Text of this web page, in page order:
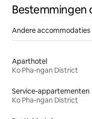
Bestemmingen
Andere accommodaties
Aparthotel
Ko Pha-ngan District
Service-appartementen
Ko Pha-ngan District